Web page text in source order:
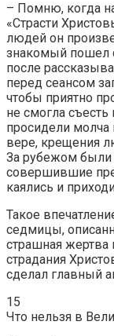
– Помню, когда
«Страсти
людей он
знакомый пошел
после
перед сеансом
чтобы приятно
не смогла
просидели молча
вере, крещения
За рубежом были
совершившие
каялись и
Такое
седмицы,
страшная жертва
страдания
сделал главный
15
Что нельзя в